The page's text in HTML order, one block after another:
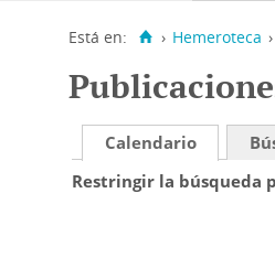
Está en: › Hemeroteca ›
Calendario
Restringir la búsqueda